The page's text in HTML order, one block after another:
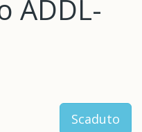
ADDL-
Scaduto